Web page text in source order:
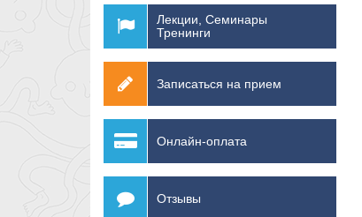
Лекции, Семинары
Тренинги
Записаться на прием
Онлайн-оплата
Отзывы